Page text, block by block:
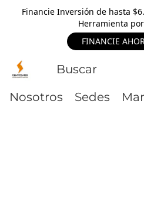
Financie Inversión de hasta
Herramienta
FINANCIE
Nosotros Sedes